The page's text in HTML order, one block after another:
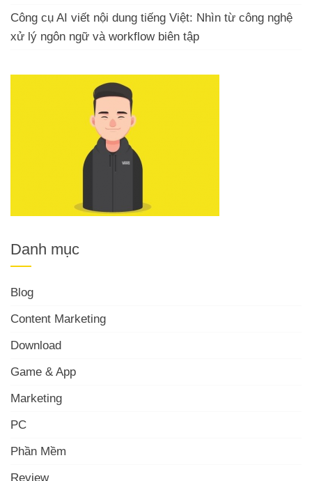
Công cụ AI viết nội dung tiếng Việt: Nhìn từ công nghệ
xử lý ngôn ngữ và workflow biên tập
Danh mục
Blog
Content Marketing
Download
Game & App
Marketing
PC
Phần Mềm
Review